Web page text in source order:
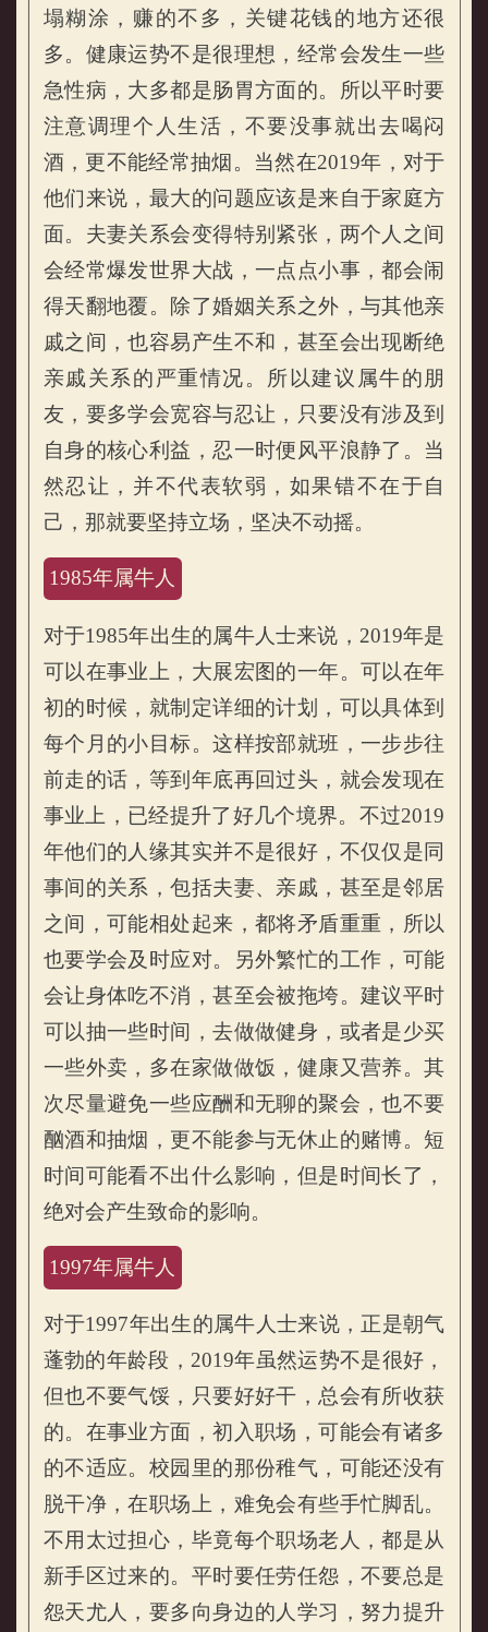
塌糊涂，赚的不多，关键花钱的地方还很
多。健康运势不是很理想，经常会发生一些
急性病，大多都是肠胃方面的。所以平时要
注意调理个人生活，不要没事就出去喝闷
酒，更不能经常抽烟。当然在2019年，对于
他们来说，最大的问题应该是来自于家庭方
面。夫妻关系会变得特别紧张，两个人之间
会经常爆发世界大战，一点点小事，都会闹
得天翻地覆。除了婚姻关系之外，与其他亲
戚之间，也容易产生不和，甚至会出现断绝
亲戚关系的严重情况。所以建议属牛的朋
友，要多学会宽容与忍让，只要没有涉及到
自身的核心利益，忍一时便风平浪静了。当
然忍让，并不代表软弱，如果错不在于自
己，那就要坚持立场，坚决不动摇。
1985年属牛人
对于1985年出生的属牛人士来说，2019年是
可以在事业上，大展宏图的一年。可以在年
初的时候，就制定详细的计划，可以具体到
每个月的小目标。这样按部就班，一步步往
前走的话，等到年底再回过头，就会发现在
事业上，已经提升了好几个境界。不过2019
年他们的人缘其实并不是很好，不仅仅是同
事间的关系，包括夫妻、亲戚，甚至是邻居
之间，可能相处起来，都将矛盾重重，所以
也要学会及时应对。另外繁忙的工作，可能
会让身体吃不消，甚至会被拖垮。建议平时
可以抽一些时间，去做做健身，或者是少买
一些外卖，多在家做做饭，健康又营养。其
次尽量避免一些应酬和无聊的聚会，也不要
酗酒和抽烟，更不能参与无休止的赌博。短
时间可能看不出什么影响，但是时间长了，
绝对会产生致命的影响。
1997年属牛人
对于1997年出生的属牛人士来说，正是朝气
蓬勃的年龄段，2019年虽然运势不是很好，
但也不要气馁，只要好好干，总会有所收获
的。在事业方面，初入职场，可能会有诸多
的不适应。校园里的那份稚气，可能还没有
脱干净，在职场上，难免会有些手忙脚乱。
不用太过担心，毕竟每个职场老人，都是从
新手区过来的。平时要任劳任怨，不要总是
怨天尤人，要多向身边的人学习，努力提升